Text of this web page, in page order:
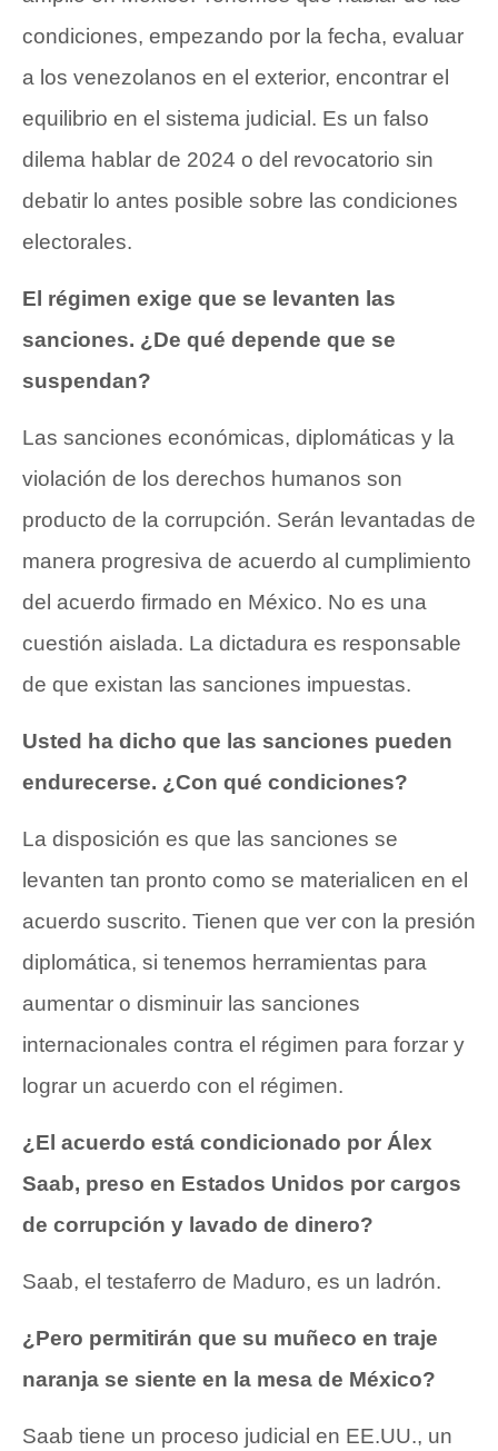
condiciones, empezando por la fecha, evaluar
a los venezolanos en el exterior, encontrar el
equilibrio en el sistema judicial. Es un falso
dilema hablar de 2024 o del revocatorio sin
debatir lo antes posible sobre las condiciones
electorales.
El régimen exige que se levanten las
sanciones. ¿De qué depende que se
suspendan?
Las sanciones económicas, diplomáticas y la
violación de los derechos humanos son
producto de la corrupción. Serán levantadas de
manera progresiva de acuerdo al cumplimiento
del acuerdo firmado en México. No es una
cuestión aislada. La dictadura es responsable
de que existan las sanciones impuestas.
Usted ha dicho que las sanciones pueden
endurecerse. ¿Con qué condiciones?
La disposición es que las sanciones se
levanten tan pronto como se materialicen en el
acuerdo suscrito. Tienen que ver con la presión
diplomática, si tenemos herramientas para
aumentar o disminuir las sanciones
internacionales contra el régimen para forzar y
lograr un acuerdo con el régimen.
¿El acuerdo está condicionado por Álex
Saab, preso en Estados Unidos por cargos
de corrupción y lavado de dinero?
Saab, el testaferro de Maduro, es un ladrón.
¿Pero permitirán que su muñeco en traje
naranja se siente en la mesa de México?
Saab tiene un proceso judicial en EE.UU., un